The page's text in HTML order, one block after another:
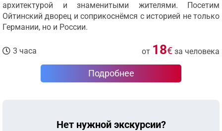
архитектурой и знаменитыми жителями. Посетим
Ойтинский дворец и соприкоснёмся с историей не только
Германии, но и России.
3 часа от 18€ за человека
Подробнее
Нет нужной экскурсии?